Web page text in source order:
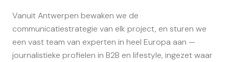
Vanuit Antwerpen bewaken we de
communicatiestrategie van elk project, en sturen we
een vast team van experten in heel Europa aan —
journalistieke profielen in B2B en lifestyle, ingezet waar